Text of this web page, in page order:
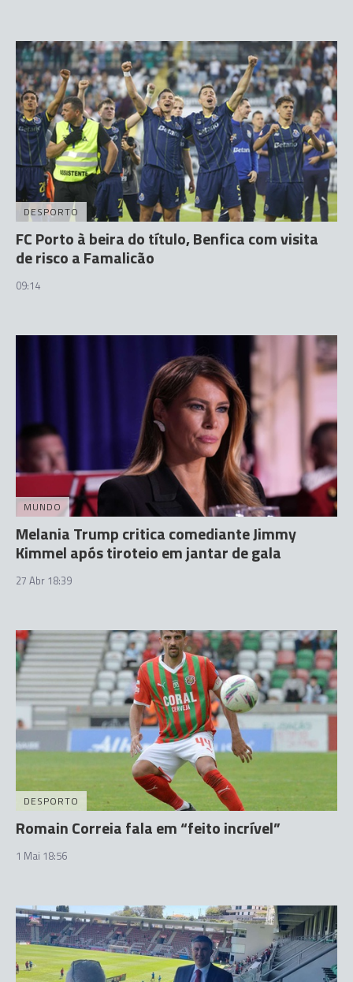
DESPORTO
FC Porto à beira do título, Benfica com visita
de risco a Famalicão
09:14
MUNDO
Melania Trump critica comediante Jimmy
Kimmel após tiroteio em jantar de gala
27 Abr 18:39
DESPORTO
Romain Correia fala em “feito incrível”
1 Mai 18:56